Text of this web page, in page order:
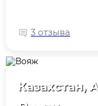
3 отзыва
Казахстан,